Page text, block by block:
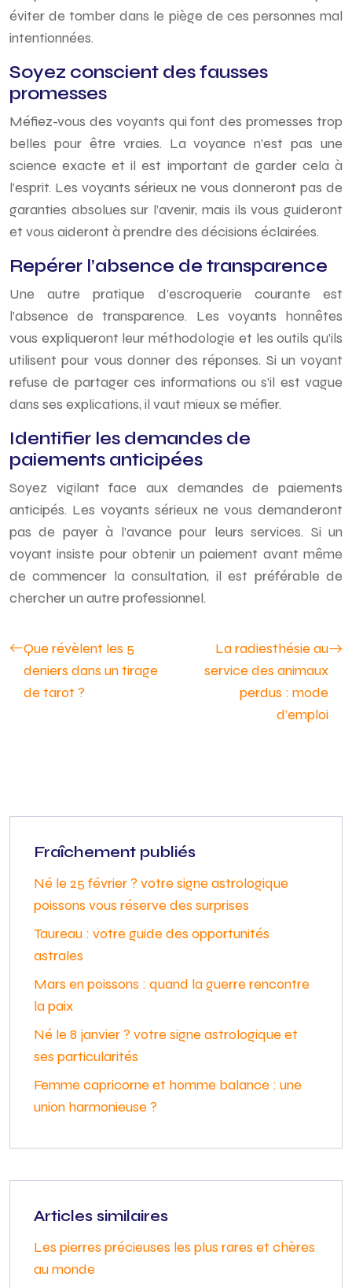
éviter de tomber dans le piège de ces personnes mal
intentionnées.
Soyez conscient des fausses
promesses
Méfiez-vous des voyants qui font des promesses trop
belles pour être vraies. La voyance n’est pas une
science exacte et il est important de garder cela à
l’esprit. Les voyants sérieux ne vous donneront pas de
garanties absolues sur l’avenir, mais ils vous guideront
et vous aideront à prendre des décisions éclairées.
Repérer l’absence de transparence
Une autre pratique d’escroquerie courante est
l’absence de transparence. Les voyants honnêtes
vous expliqueront leur méthodologie et les outils qu’ils
utilisent pour vous donner des réponses. Si un voyant
refuse de partager ces informations ou s’il est vague
dans ses explications, il vaut mieux se méfier.
Identifier les demandes de
paiements anticipées
Soyez vigilant face aux demandes de paiements
anticipés. Les voyants sérieux ne vous demanderont
pas de payer à l’avance pour leurs services. Si un
voyant insiste pour obtenir un paiement avant même
de commencer la consultation, il est préférable de
chercher un autre professionnel.
Que révèlent les 5
deniers dans un tirage
de tarot ?
La radiesthésie au
service des animaux
perdus : mode
d’emploi
Fraîchement publiés
Né le 25 février ? votre signe astrologique
poissons vous réserve des surprises
Taureau : votre guide des opportunités
astrales
Mars en poissons : quand la guerre rencontre
la paix
Né le 8 janvier ? votre signe astrologique et
ses particularités
Femme capricorne et homme balance : une
union harmonieuse ?
Articles similaires
Les pierres précieuses les plus rares et chères
au monde